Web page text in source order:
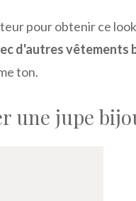
pour obtenir ce
d'autres vêtements
ton.
une jupe